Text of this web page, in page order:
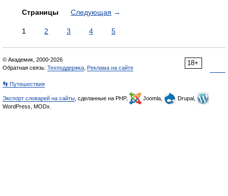
Страницы Следующая →
1 2 3 4 5
18+
© Академик, 2000-2026
Обратная связь: Техподдержка Реклама на сайте
👣 Путешествия
Экспорт словарей на сайты , сделанные на PHP, Joomla,
Drupal,
WordPress, MODx.